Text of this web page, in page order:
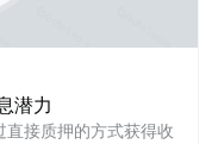
潜力
直接质押的方式获得收